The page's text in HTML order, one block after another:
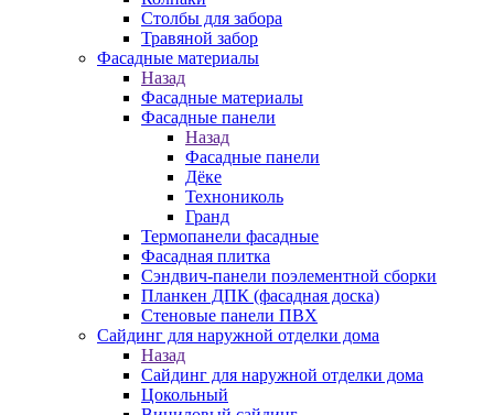
Столбы для забора
Травяной забор
Фасадные материалы
Назад
Фасадные материалы
Фасадные панели
Назад
Фасадные панели
Дёке
Технониколь
Гранд
Термопанели фасадные
Фасадная плитка
Сэндвич-панели поэлементной сборки
Планкен ДПК (фасадная доска)
Стеновые панели ПВХ
Сайдинг для наружной отделки дома
Назад
Сайдинг для наружной отделки дома
Цокольный